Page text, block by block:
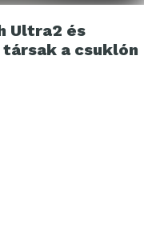
Ultra2 és
társak a csuklón